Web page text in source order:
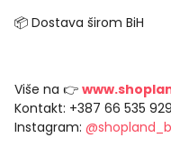
📦 Dostava širom BiH
Više na 👉
Kontakt: +387 66 535
Instagram: